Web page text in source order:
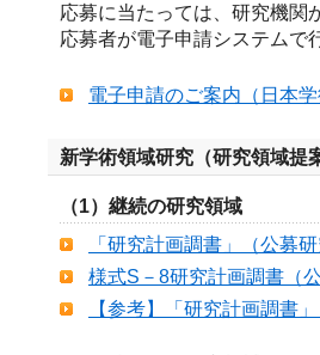
応募に当たっては、研究機関
応募者が電子申請システムで
電子申請のご案内（日本
新学術領域研究（研究領域提
（1）継続の研究領域
「研究計画調書」（公募
様式S－8研究計画調書（
【参考】「研究計画調書